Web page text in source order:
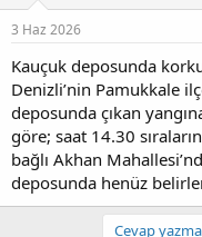
u
b
a
l
a
t
a
n
g
ı
ç
t
a
r
i
h
i
3 Haz 2026
Kauçuk deposunda
Denizli’nin Pamukkale
deposunda çıkan
göre; saat 14.30
bağlı Akhan
deposunda henüz
Cevap